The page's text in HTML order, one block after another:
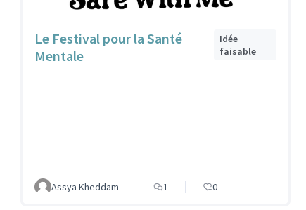
Le Festival pour la Santé
Mentale
Idée
faisable
Assya Kheddam 1 0